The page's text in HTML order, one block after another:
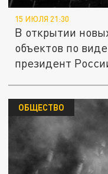
15 ИЮЛЯ 21:30
В открытии
объектов по
президент
ОБЩЕСТВО